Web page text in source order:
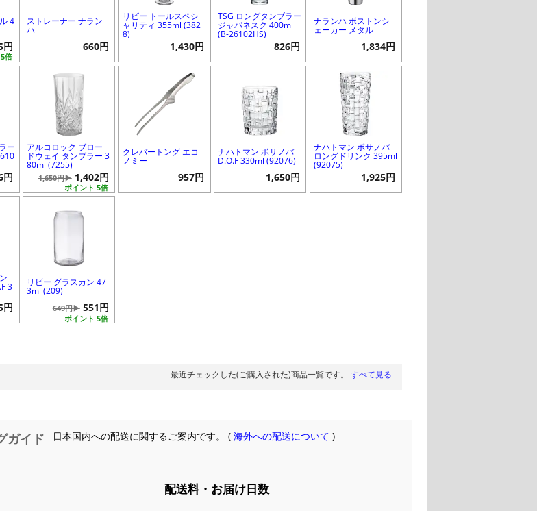
4
倍
円
ストレーナー ナラン
ハ
660円
リビー トールスペシ
ャリティ 355ml (382
8)
1,430円
TSG ロングタンブラー
ジャパネスク 400ml
(B-26102HS)
826円
ナランハ ボストンシ
ェーカー メタル
1,834円
ー
円
アルコロック ブロー
ドウェイ タンブラー 3
80ml (7255)
ポイント 5倍
1,650円▶ 1,402円
クレバートング エコ
ノミー
957円
ナハトマン ボサノバ
D.O.F 330ml (92076)
1,650円
ナハトマン ボサノバ
ロングドリンク 395ml
(92075)
1,925円
3
円
リビー グラスカン 47
3ml (209)
ポイント 5倍
649円▶ 551円
最近チェックした(ご購入された)商品一覧です。 すべて見る
ガイド 日本国内への配送に関するご案内です。 (海外への配送について )
配送料・お届け日数